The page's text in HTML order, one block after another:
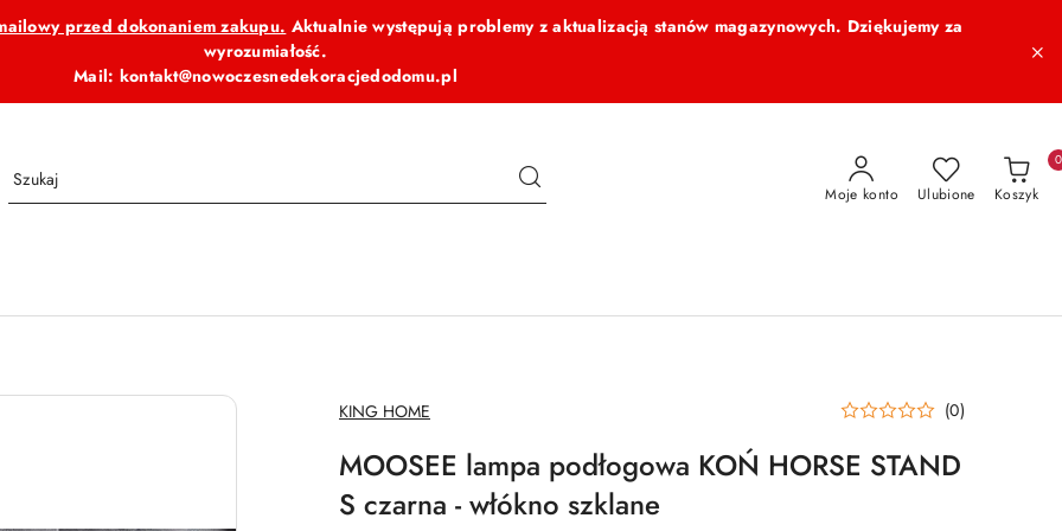
przed dokonaniem zakupu. Aktualnie występują problemy z aktualizacją stanów magazynowych. Dziękujemy za
wyrozumiałość.
Mail: kontakt@nowoczesnedekoracjedodomu.pl
Moje konto Ulubione Koszyk
0
NAZWA
PRODUCENTA:
KING HOME (0)
MOOSEE lampa podłogowa KOŃ HORSE STAND
S czarna - włókno szklane